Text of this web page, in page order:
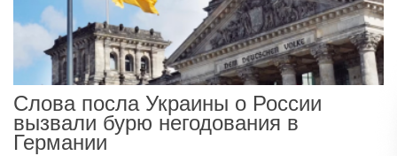
Слова посла Украины о России
вызвали бурю негодования в
Германии